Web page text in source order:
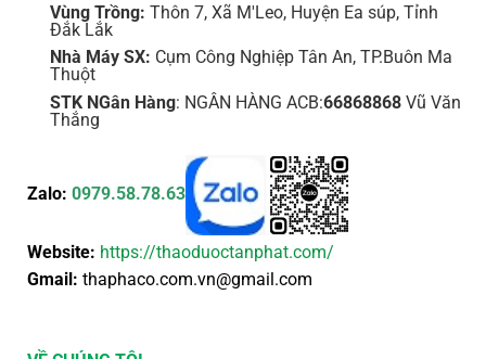
Vùng Trồng: Thôn 7, Xã M'Leo, Huyện Ea súp, Tỉnh
Đắk Lắk
Nhà Máy SX: Cụm Công Nghiệp Tân An, TP.Buôn Ma
Thuột
STK NGân Hàng: NGÂN HÀNG ACB:66868868Vũ Văn
Thắng
Zalo: 0979.58.78.63
Website: https://thaoduoctanphat.com/
Gmail: thaphaco.com.vn@gmail.com